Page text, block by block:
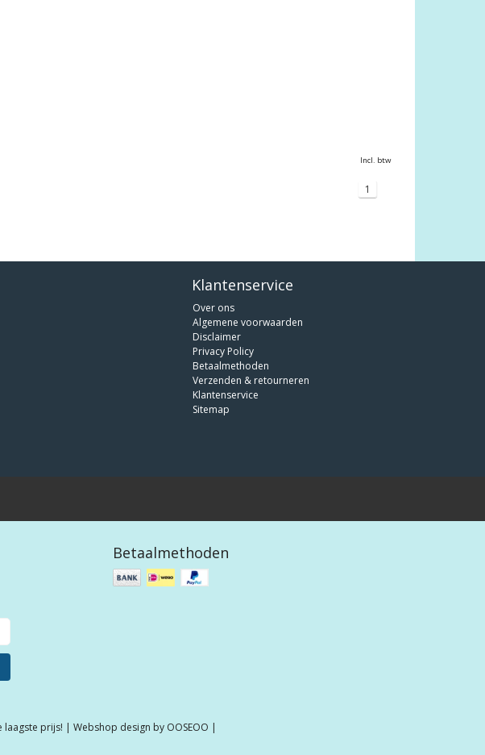
Incl. btw
1
Klantenservice
Over ons
Algemene voorwaarden
Disclaimer
Privacy Policy
Betaalmethoden
Verzenden & retourneren
Klantenservice
Sitemap
Betaalmethoden
prijs! | Webshop design by OOSEOO |